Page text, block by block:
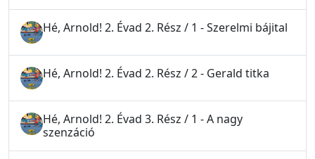
Hé, Arnold! 2. Évad 2. Rész / 1 - Szerelmi bájital
Hé, Arnold! 2. Évad 2. Rész / 2 - Gerald titka
Hé, Arnold! 2. Évad 3. Rész / 1 - A nagy
szenzáció